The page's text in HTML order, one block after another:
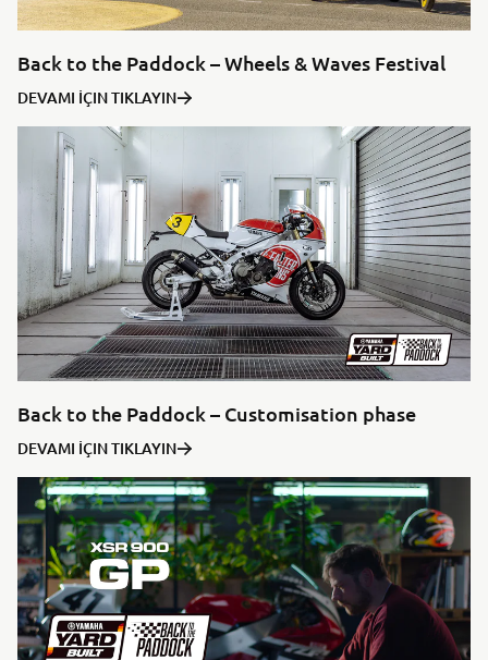
Back to the Paddock – Wheels & Waves Festival
DEVAMI İÇIN TIKLAYIN
Back to the Paddock – Customisation phase
DEVAMI İÇIN TIKLAYIN